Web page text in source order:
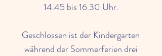
14.45 bis 16.30 Uhr.
Geschlossen ist der Kindergarten
während der Sommerferien drei